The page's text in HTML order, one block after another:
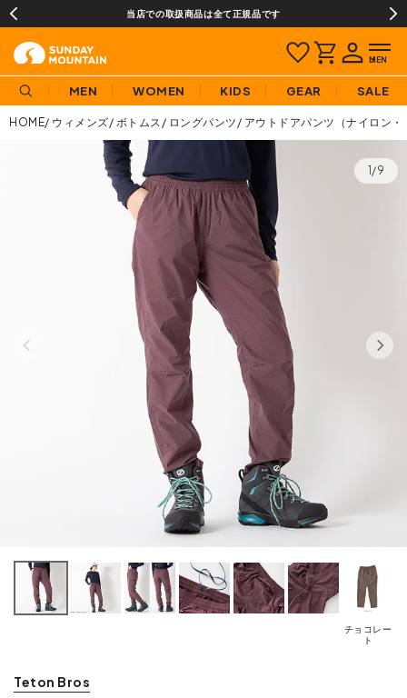
当店での取扱商品は全て正規品です
MEN WOMEN KIDS GEAR SALE
HOME ウィメンズ ボトムス ロングパンツ アウトドアパンツ（ナイロン・
1/9
チョコレー
ト
Teton Bros